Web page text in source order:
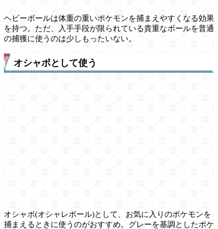
ヘビーボールは体重の重いポケモンを捕まえやすくなる効果
を持つ。ただ、入手手段が限られている貴重なボールを普通
の捕獲に使うのは少しもったいない。
オシャボとして使う
オシャボ(オシャレボール)として、お気に入りのポケモンを
捕まえるときに使うのがおすすめ。グレーを基調としたポケ